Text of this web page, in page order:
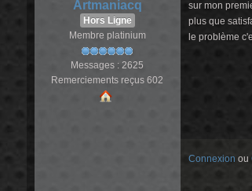
Artmaniacq
Hors Ligne
Membre platinium
Messages : 2625
Remerciements reçus 602
sur mon
plus que
le problème
Connexion ou